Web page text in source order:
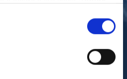
Se invece vuole
può selezionare i cookie
successivamente cliccare su
informazioni sono